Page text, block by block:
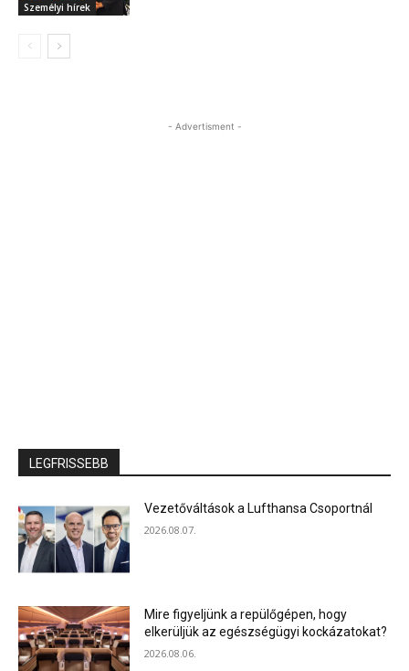
Személyi hírek
- Advertisment -
LEGFRISSEBB
Vezetőváltások a Lufthansa Csoportnál
2026.08.07.
Mire figyeljünk a repülőgépen, hogy
elkerüljük az egészségügyi kockázatokat?
2026.08.06.